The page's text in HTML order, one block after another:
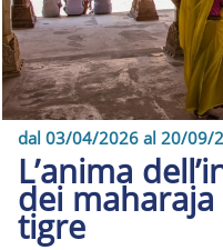
dal 03/04/2026 al 20/09/
L’anima
dei
tigre